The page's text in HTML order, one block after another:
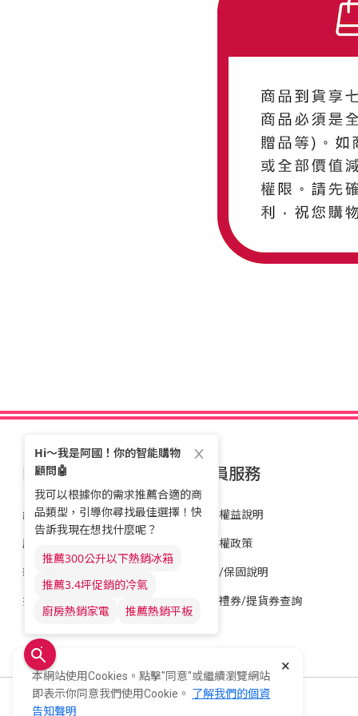
關於全國
經營理念
歷史沿革
新聞稿
投資人專區
會員服務
會員權益說明
隱私權政策
維修/保固說明
商品禮券/提貨券查詢
全國電子股份有限公司 統一編號：22006252
×
本網站使用Cookies。點擊"同意"或繼續瀏覽網站
即表示你同意我們使用Cookie。 了解我們的個資
告知聲明